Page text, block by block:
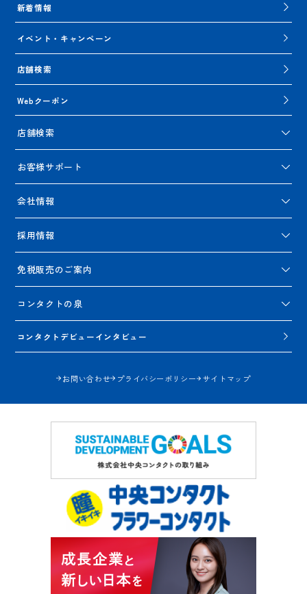
新着情報
イベント・キャンペーン
店舗検索
Webクーポン
店舗検索
お客様サポート
会社情報
採用情報
免税販売のご案内
コンタクトの泉
コンタクトデビューインタビュー
お問い合わせ プライバシーポリシー サイトマップ